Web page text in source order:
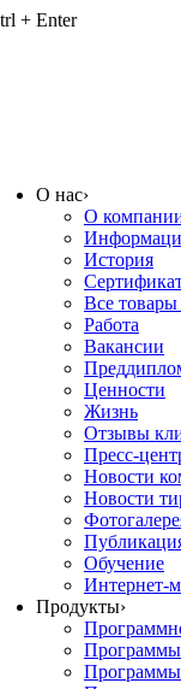
+ Enter
О нас›
О
История
Все товары
Работа
Вакансии
Ценности
Жизнь
Отзывы
Пресс-
Новости
Новости
Обучение
Интернет-
Продукты›
Программы